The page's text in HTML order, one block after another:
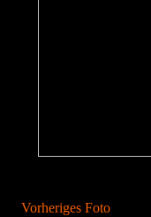
Vorheriges Foto